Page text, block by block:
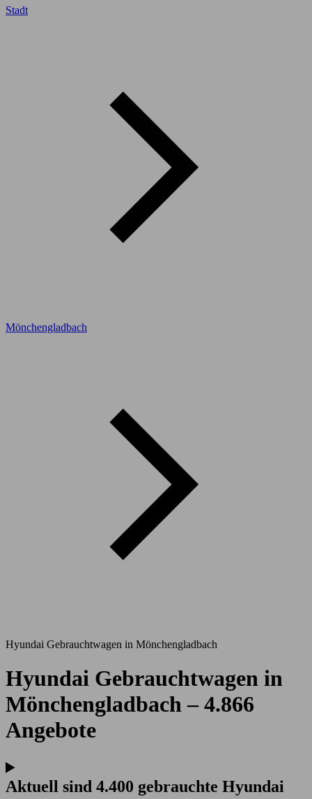
Stadt
Mönchengladbach
Hyundai Gebrauchtwagen in Mönchengladbach
Hyundai Gebrauchtwagen in
Mönchengladbach – 4.866
Angebote
Aktuell sind 4.400 gebrauchte Hyundai